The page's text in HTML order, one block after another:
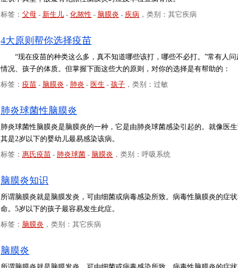
标签： 父母 - 新生儿 - 化脓性 - 脑膜炎 - 疾病 ，类别：其它疾病
4大原则帮你选择疫苗
“现在疫苗的种类这么多，真不知道哪些该打，哪些不必打。”常有人问
情况、孩子的体质。但掌握下面这些大的原则，对你的选择是有帮助的：
标签： 疫苗 - 脑膜炎 - 肺炎 - 医生 - 孩子 ，类别：过敏
肺炎球菌性脑膜炎
肺炎球菌性脑膜炎是脑膜炎的一种，它是由肺炎球菌感染引起的。就像医
其是2岁以下的婴幼儿最易感染该病。
标签： 惠氏疫苗 - 肺炎球菌 - 脑膜炎 ，类别：呼吸系统
脑膜炎知识
所谓脑膜炎就是脑膜发炎，可由细菌或病毒感染所致。病毒性脑膜炎的症
命。5岁以下的孩子最容易发生此症。
标签： 脑膜炎 ，类别：其它疾病
脑膜炎